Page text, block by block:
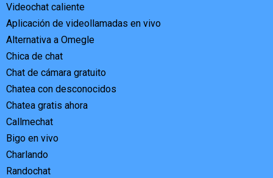
Videochat caliente
Aplicación de videollamadas en vivo
Alternativa a Omegle
Chica de chat
Chat de cámara gratuito
Chatea con desconocidos
Chatea gratis ahora
Callmechat
Bigo en vivo
Charlando
Randochat